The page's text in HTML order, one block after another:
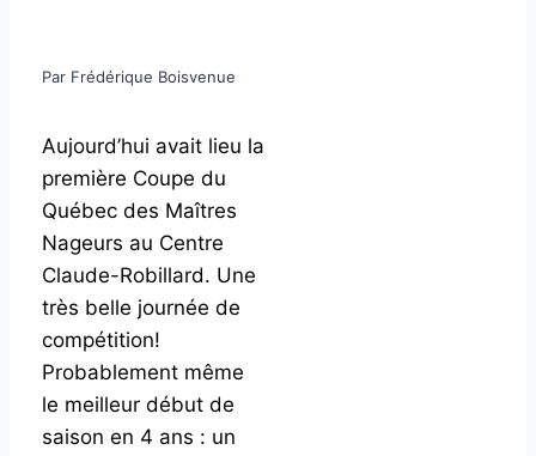
Par Frédérique Boisvenue
Aujourd’hui avait lieu la
première Coupe du
Québec des Maîtres
Nageurs au Centre
Claude-Robillard. Une
très belle journée de
compétition!
Probablement même
le meilleur début de
saison en 4 ans : un